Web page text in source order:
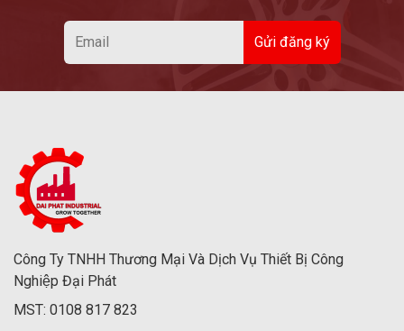
Công Ty TNHH Thương Mại Và Dịch Vụ Thiết Bị Công
Nghiệp Đại Phát
MST: 0108 817 823